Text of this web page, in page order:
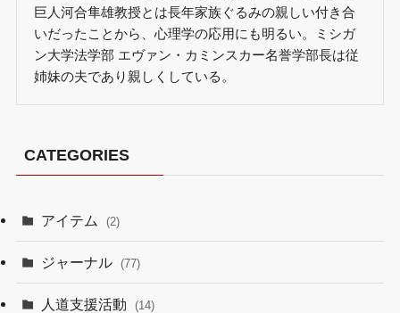
巨人河合隼雄教授とは長年家族ぐるみの親しい付き合
いだったことから、心理学の応用にも明るい。ミシガ
ン大学法学部 エヴァン・カミンスカー名誉学部長は従
姉妹の夫であり親しくしている。
CATEGORIES
アイテム (2)
ジャーナル (77)
人道支援活動 (14)